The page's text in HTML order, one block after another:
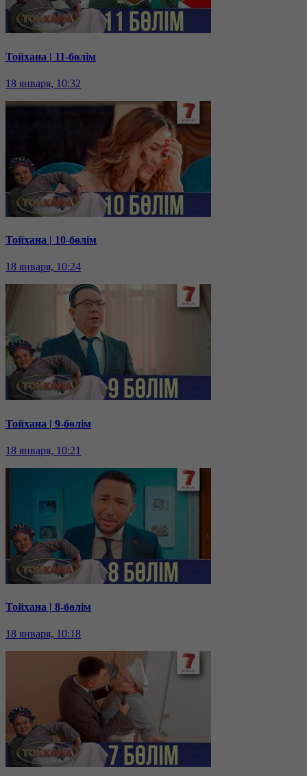
Тойхана | 11-бөлім
18 января, 10:32
Тойхана | 10-бөлім
18 января, 10:24
Тойхана | 9-бөлім
18 января, 10:21
Тойхана | 8-бөлім
18 января, 10:18